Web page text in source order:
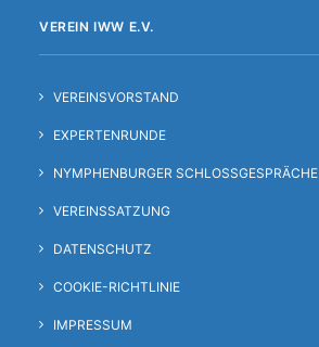
VEREIN IWW E.V.
VEREINSVORSTAND
EXPERTENRUNDE
NYMPHENBURGER SCHLOSSGESPRÄCHE
VEREINSSATZUNG
DATENSCHUTZ
COOKIE-RICHTLINIE
IMPRESSUM